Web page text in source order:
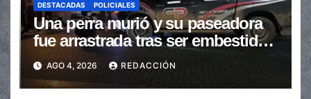
DESTACADAS POLICIALES
Una perra murió y su paseadora
fue arrastrada tras ser embestidas
en la senda peatonal
AGO 4, 2026 REDACCIÓN